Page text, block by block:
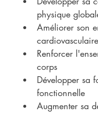
physique
Améliorer son
cardiovasculaire
Renforcer
corps
Développer sa
fonctionnelle
Augmenter sa